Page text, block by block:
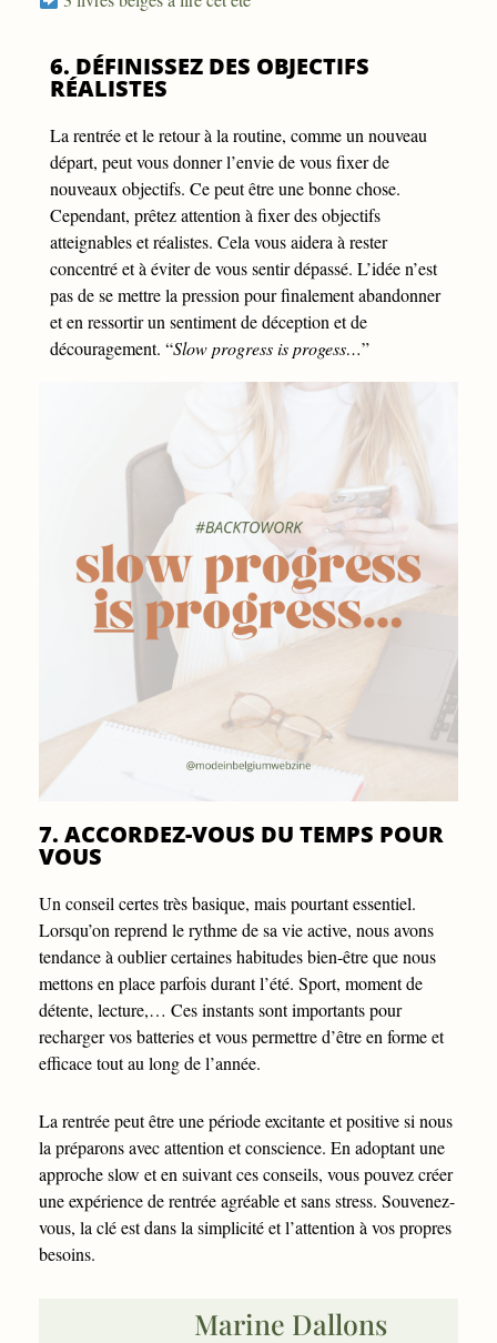
6. DÉFINISSEZ DES OBJECTIFS
RÉALISTES
La rentrée et le retour à la routine, comme un nouveau
départ, peut vous donner l’envie de vous fixer de
nouveaux objectifs. Ce peut être une bonne chose.
Cependant, prêtez attention à fixer des objectifs
atteignables et réalistes. Cela vous aidera à rester
concentré et à éviter de vous sentir dépassé. L’idée n’est
pas de se mettre la pression pour finalement abandonner
et en ressortir un sentiment de déception et de
découragement. “Slow progress is progess…”
7. ACCORDEZ-VOUS DU TEMPS POUR
VOUS
Un conseil certes très basique, mais pourtant essentiel.
Lorsqu’on reprend le rythme de sa vie active, nous avons
tendance à oublier certaines habitudes bien-être que nous
mettons en place parfois durant l’été. Sport, moment de
détente, lecture,… Ces instants sont importants pour
recharger vos batteries et vous permettre d’être en forme et
efficace tout au long de l’année.
La rentrée peut être une période excitante et positive si nous
la préparons avec attention et conscience. En adoptant une
approche slow et en suivant ces conseils, vous pouvez créer
une expérience de rentrée agréable et sans stress. Souvenez-
vous, la clé est dans la simplicité et l’attention à vos propres
besoins.
Marine Dallons